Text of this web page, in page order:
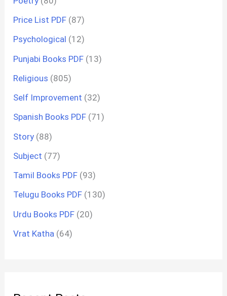
Price List PDF (87)
Psychological (12)
Punjabi Books PDF (13)
Religious (805)
Self Improvement (32)
Spanish Books PDF (71)
Story (88)
Subject (77)
Tamil Books PDF (93)
Telugu Books PDF (130)
Urdu Books PDF (20)
Vrat Katha (64)